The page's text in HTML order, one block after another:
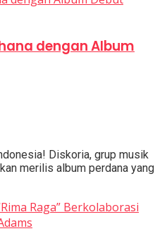
dengan Album
Diskoria, grup musik
merilis album perdana yang